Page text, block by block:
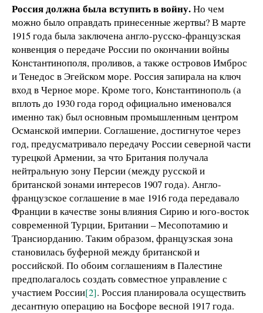
Россия должна была вступить в войну.Но чем
можно было оправдать принесенные жертвы? В марте
1915 года была заключена англо-русско-французская
конвенция о передаче России по окончании войны
Константинополя, проливов, а также островов Имброс
и Тенедос в Эгейском море. Россия запирала на ключ
вход в Черное море. Кроме того, Константинополь (а
вплоть до 1930 года город официально именовался
именно так) был основным промышленным центром
Османской империи. Соглашение, достигнутое через
год, предусматривало передачу России северной части
турецкой Армении, за что Британия получала
нейтральную зону Персии (между русской и
британской зонами интересов 1907 года). Англо-
французское соглашение в мае 1916 года передавало
Франции в качестве зоны влияния Сирию и юго-восток
современной Турции, Британии – Месопотамию и
Трансиорданию. Таким образом, французская зона
становилась буферной между британской и
российской. По обоим соглашениям в Палестине
предполагалось создать совместное управление с
участием России[2]. Россия планировала осуществить
десантную операцию на Босфоре весной 1917 года.